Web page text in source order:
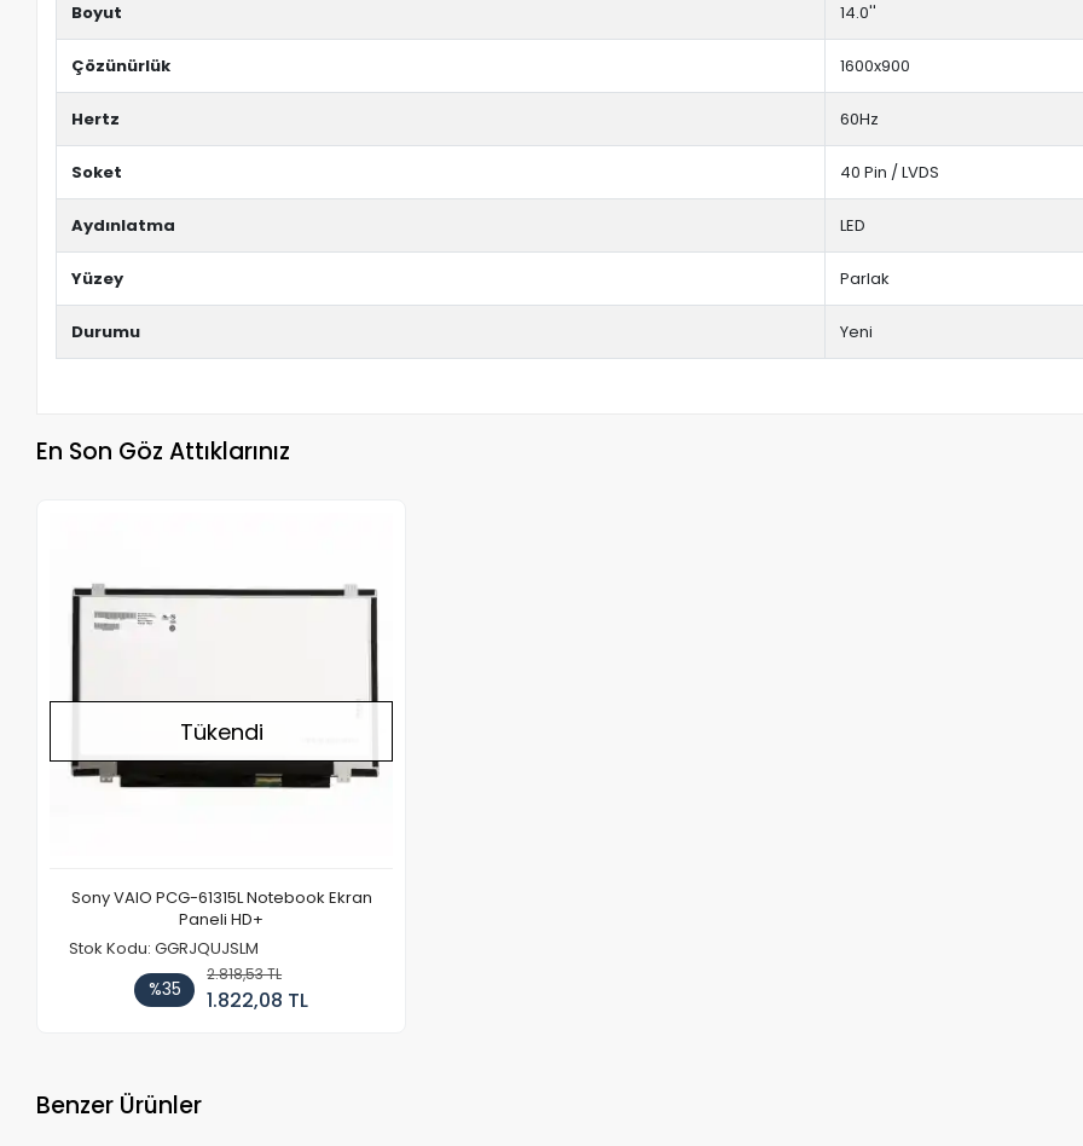
Boyut 14.0''
Çözünürlük 1600x900
Hertz 60Hz
Soket 40 Pin / LVDS
Aydınlatma LED
Yüzey Parlak
Durumu Yeni
En Son Göz Attıklarınız
Tükendi
Sony VAIO PCG-61315L Notebook Ekran
Paneli HD+
Stok Kodu: GGRJQUJSLM
%35
2.818,53 TL
1.822,08 TL
Benzer Ürünler